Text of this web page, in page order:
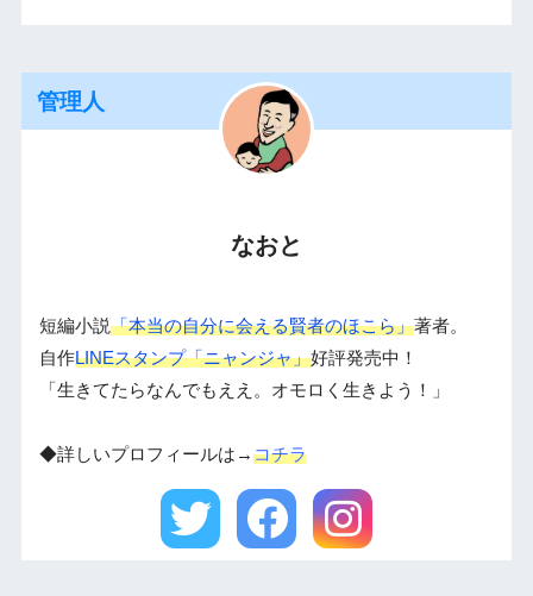
管理人
なおと
短編小説「本当の自分に会える賢者のほこら」著者。
自作LINEスタンプ「ニャンジャ」好評発売中！
「生きてたらなんでもええ。オモロく生きよう！」
◆詳しいプロフィールは→コチラ